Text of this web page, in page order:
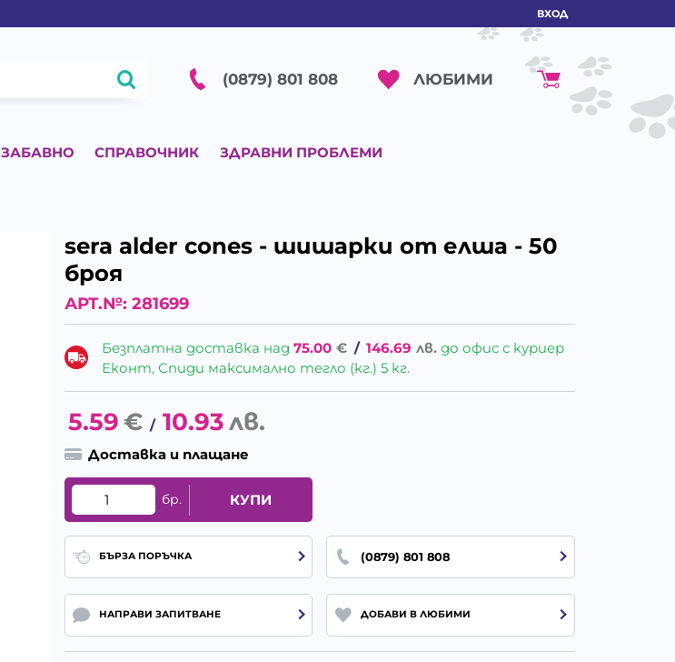
ВХОД
(0879) 801 808 ЛЮБИМИ
ЗАБАВНО СПРАВОЧНИК ЗДРАВНИ ПРОБЛЕМИ
sera alder cones - шишарки от елша - 50
броя
АРТ.№: 281699
Безплатна доставка над75.00 € / 146.69 лв. до офис с куриер
Еконт, Спиди максимално тегло (кг.) 5 кг.
5.59€ / 10.93лв.
Доставка и плащане
бр. КУПИ
БЪРЗА ПОРЪЧКА (0879) 801 808
НАПРАВИ ЗАПИТВАНЕ ДОБАВИ В ЛЮБИМИ